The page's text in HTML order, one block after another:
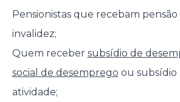
Pensionistas que recebam
invalidez;
Quem receber subsídio de
social de desemprego ou subsídio
atividade;